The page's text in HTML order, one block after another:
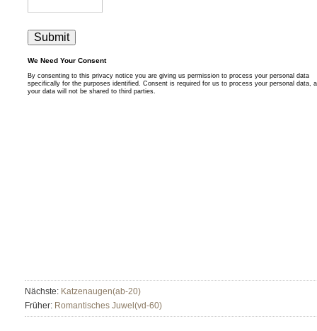
Nächste: Katzenaugen(ab-20)
Früher: Romantisches Juwel(vd-60)